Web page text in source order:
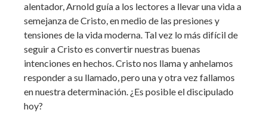
alentador, Arnold guía a los lectores a llevar una vida a
semejanza de Cristo, en medio de las presiones y
tensiones de la vida moderna. Tal vez lo más difícil de
seguir a Cristo es convertir nuestras buenas
intenciones en hechos. Cristo nos llama y anhelamos
responder a su llamado, pero una y otra vez fallamos
en nuestra determinación. ¿Es posible el discipulado
hoy?